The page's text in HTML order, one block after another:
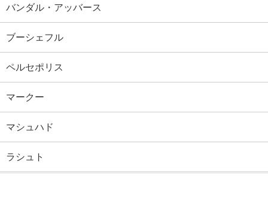
バンダル・アッバース
ブーシェフル
ペルセポリス
マークー
マシュハド
ラシュト